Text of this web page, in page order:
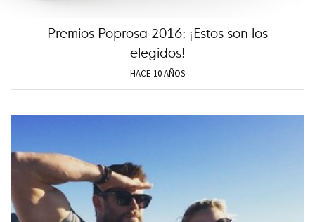
Premios Poprosa 2016: ¡Estos son los
elegidos!
HACE 10 AÑOS